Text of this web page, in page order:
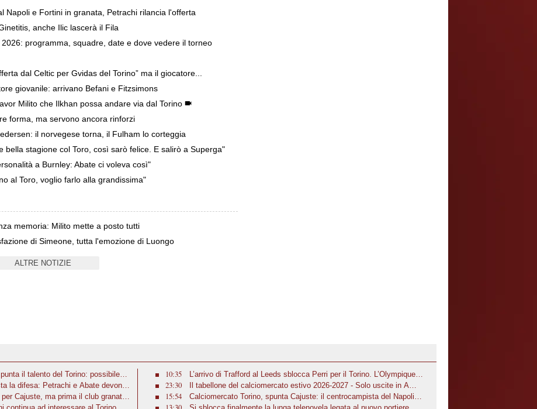
Napoli e Fortini in granata, Petrachi rilancia l'offerta
anche Ilic lascerà il Fila
programma, squadre, date e dove vedere il torneo
dal Celtic per Gvidas del Torino” ma il giocatore...
giovanile: arrivano Befani e Fitzsimons
Milito che Ilkhan possa andare via dal Torino
forma, ma servono ancora rinforzi
il norvegese torna, il Fulham lo corteggia
bella stagione col Toro, così sarò felice. E salirò a Superga"
a Burnley: Abate ci voleva così"
al Toro, voglio farlo alla grandissima"
memoria: Milito mette a posto tutti
di Simeone, tutta l'emozione di Luongo
ALTRE NOTIZIE
il talento del Torino: possibile
la difesa: Petrachi e Abate devono
Cajuste, ma prima il club granata
10:35
L’arrivo di Trafford al Leeds sblocca Perri per il Torino. L’Olympique
Marsiglia ha provato a inserirsi, ma il portiere ha preferito i granata
23:30
Il tabellone del calciomercato estivo 2026-2027 - Solo uscite in A
nella giornate di oggi
15:54
Calciomercato Torino, spunta Cajuste: il centrocampista del Napoli